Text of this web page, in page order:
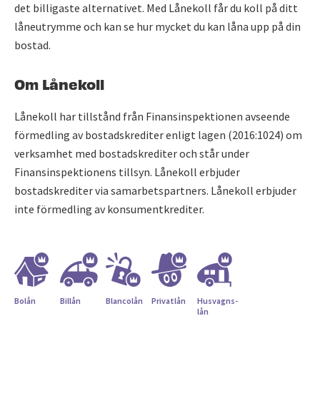
det billigaste alternativet. Med Lånekoll får du koll på ditt
låneutrymme och kan se hur mycket du kan låna upp på din
bostad.
Om Lånekoll
Lånekoll har tillstånd från Finansinspektionen avseende
förmedling av bostadskrediter enligt lagen (2016:1024) om
verksamhet med bostadskrediter och står under
Finansinspektionens tillsyn. Lånekoll erbjuder
bostadskrediter via samarbetspartners. Lånekoll erbjuder
inte förmedling av konsumentkrediter.
Bolån Billån Blancolån Privatlån
Husvagns­
lån